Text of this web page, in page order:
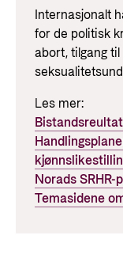
Internasjonalt
for de politisk
abort, tilgang
Les mer:
Norads
Temasidene